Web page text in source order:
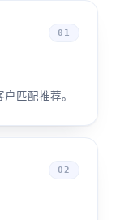
01
匹配推荐。
02